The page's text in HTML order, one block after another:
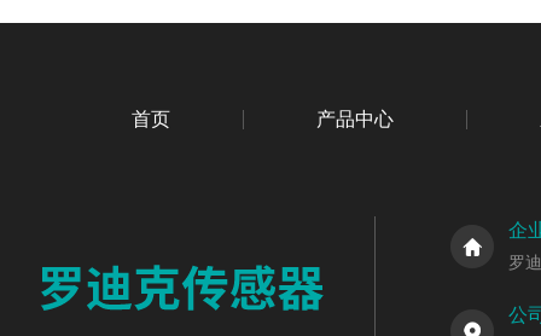
首页 产品中心
企
罗
公